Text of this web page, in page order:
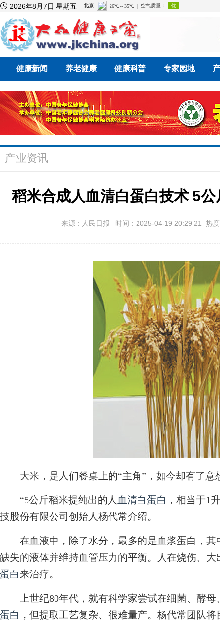
 2026年8月7日 星期五
健康新闻 养老健康 健康科普 专家园地
产业资讯
稻米合成人血清白蛋白技术 5
来源：人民日报 时间：2025-04-19 20:29:21 热
大米，是人们餐桌上的“主角”，如今却有了
“5公斤稻米提纯出的人 血清白蛋白 ，相当于1
技股份有限公司创始人杨代常介绍。
在血液中，除了水分，最多的是血浆蛋白，其
缺失的液体并维持血管压力的平衡。人在烧伤、
蛋白来治疗。
上世纪80年代，就有科学家尝试在细菌、酵母
蛋白 ，但提取工艺复杂、很难量产。杨代常团队